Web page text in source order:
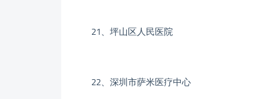
21、坪山区人民医院
22、深圳市萨米医疗中心